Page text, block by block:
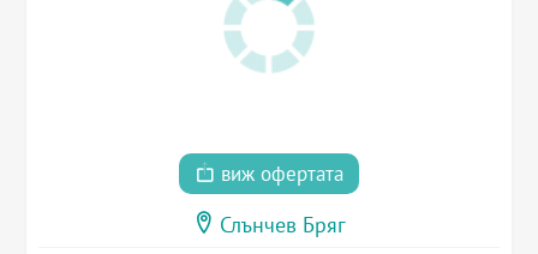
виж офертата
Слънчев Бряг